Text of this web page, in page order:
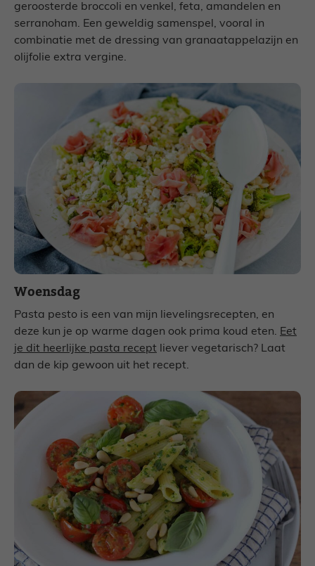
geroosterde broccoli en venkel, feta, amandelen en
serranoham. Een geweldig samenspel, vooral in
combinatie met de dressing van granaatappelazijn en
olijfolie extra vergine.
Woensdag
Pasta pesto is een van mijn lievelingsrecepten, en
deze kun je op warme dagen ook prima koud eten. Eet
je dit heerlijke pasta recept liever vegetarisch? Laat
dan de kip gewoon uit het recept.